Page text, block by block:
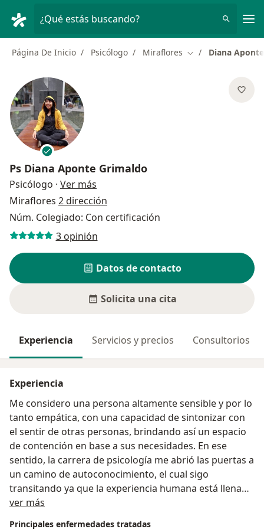
¿Qué estás buscando?
Página De Inicio Psicólogo Miraflores Cambiar de ciudad
Diana
Ps Diana Aponte Grimaldo
Psicólogo · Ver más
Miraflores 2 dirección
Núm. Colegiado: Con certificación
3 opinión
Datos de contacto
Solicita una cita
Experiencia Servicios y precios Consultorios
Experiencia
Me considero una persona altamente sensible y por lo
tanto empática, con una capacidad de sintonizar con
el sentir de otras personas, brindando así un espacio
de contención en base a sus necesidades. En ese
sentido, la carrera de psicología me abrió las puertas a
un camino de autoconocimiento, el cual sigo
transitando ya que la experiencia humana está llena
de altos y bajos, siendo clave el hecho de aprender a
ver más
Principales enfermedades tratadas